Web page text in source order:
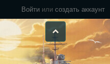
Войти или создать аккаунт